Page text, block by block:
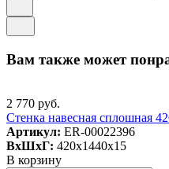
Вам также может
2 770 руб.
Стенка навесная сплошная
Артикул: ER-00022396
ВxШxГ: 420x1440x15
В корзину